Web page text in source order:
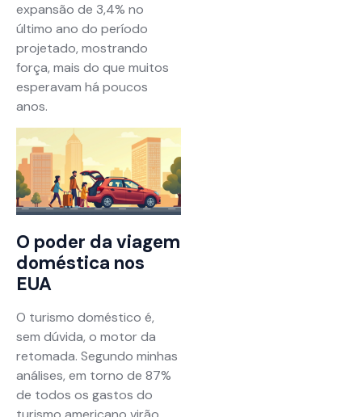
expansão de 3,4% no
último ano do período
projetado, mostrando
força, mais do que muitos
esperavam há poucos
anos.
O poder da viagem
doméstica nos
EUA
O turismo doméstico é,
sem dúvida, o motor da
retomada. Segundo minhas
análises, em torno de 87%
de todos os gastos do